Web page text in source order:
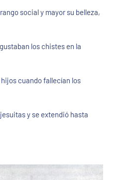
social y mayor su belleza,
los chistes en la
cuando fallecían los
y se extendió hasta